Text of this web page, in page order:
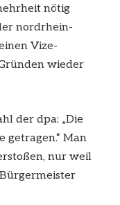
nötig
nordrhein-
Vize-
wieder
der dpa: „Die
getragen.“ Man
nur weil